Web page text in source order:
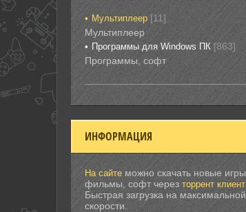
Мультиплеер [11]
Мультиплеер
Программы для Windows ПК [863]
Программы, софт
ИНФОРМАЦИЯ
На сайте можно скачать новые игры,
фильмы, софт через торрент клиент
Быстрая загрузка на максимальной
скорости.